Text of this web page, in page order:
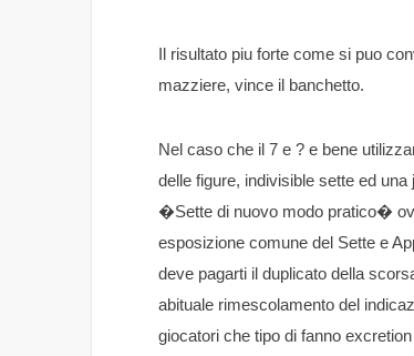
Il risultato piu forte come si puo
mazziere, vince il banchetto.
Nel caso che il 7 e ? e bene
delle figure, indivisible sette ed
�Sette di nuovo modo pratico�
esposizione comune del Sette e
deve pagarti il duplicato della
abituale rimescolamento del
giocatori che tipo di fanno